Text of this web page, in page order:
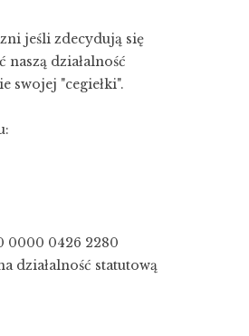
jeśli zdecydują się
naszą działalność
swojej "cegiełki".
0000 0426 2280
działalność statutową